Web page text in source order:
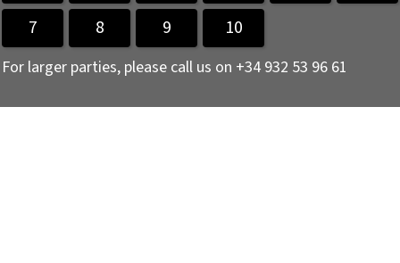
7
8 9 10
For larger parties, please call us on +34 932 53 96 61